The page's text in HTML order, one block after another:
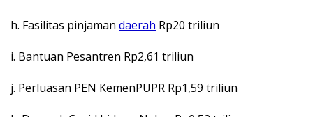
h. Fasilitas pinjaman daerah Rp20 triliun
i. Bantuan Pesantren Rp2,61 triliun
j. Perluasan PEN KemenPUPR Rp1,59 triliun